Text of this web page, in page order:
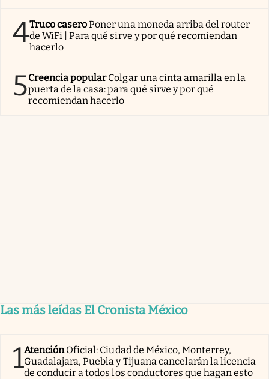
4Truco caseroPoner una moneda arriba del router
de WiFi | Para qué sirve y por qué recomiendan
hacerlo
5Creencia popularColgar una cinta amarilla en la
puerta de la casa: para qué sirve y por qué
recomiendan hacerlo
Las más leídas El Cronista México
1AtenciónOficial: Ciudad de México, Monterrey,
Guadalajara, Puebla y Tijuana cancelarán la licencia
de conducir a todos los conductores que hagan esto